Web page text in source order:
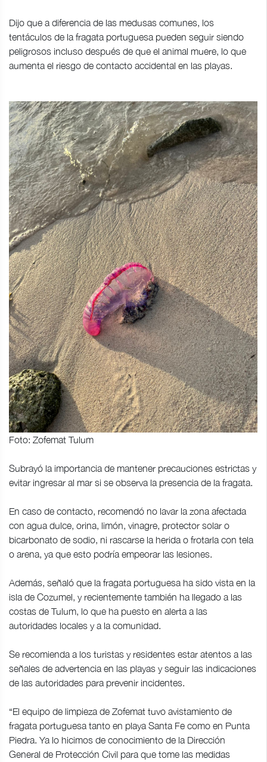
Dijo que a diferencia de las medusas comunes, los
tentáculos de la fragata portuguesa pueden seguir siendo
peligrosos incluso después de que el animal muere, lo que
aumenta el riesgo de contacto accidental en las playas.
Foto: Zofemat Tulum
Subrayó la importancia de mantener precauciones estrictas y
evitar ingresar al mar si se observa la presencia de la fragata.
En caso de contacto, recomendó no lavar la zona afectada
con agua dulce, orina, limón, vinagre, protector solar o
bicarbonato de sodio, ni rascarse la herida o frotarla con tela
o arena, ya que esto podría empeorar las lesiones.
Además, señaló que la fragata portuguesa ha sido vista en la
isla de Cozumel, y recientemente también ha llegado a las
costas de Tulum, lo que ha puesto en alerta a las
autoridades locales y a la comunidad.
Se recomienda a los turistas y residentes estar atentos a las
señales de advertencia en las playas y seguir las indicaciones
de las autoridades para prevenir incidentes.
“El equipo de limpieza de Zofemat tuvo avistamiento de
fragata portuguesa tanto en playa Santa Fe como en Punta
Piedra. Ya lo hicimos de conocimiento de la Dirección
General de Protección Civil para que tome las medidas